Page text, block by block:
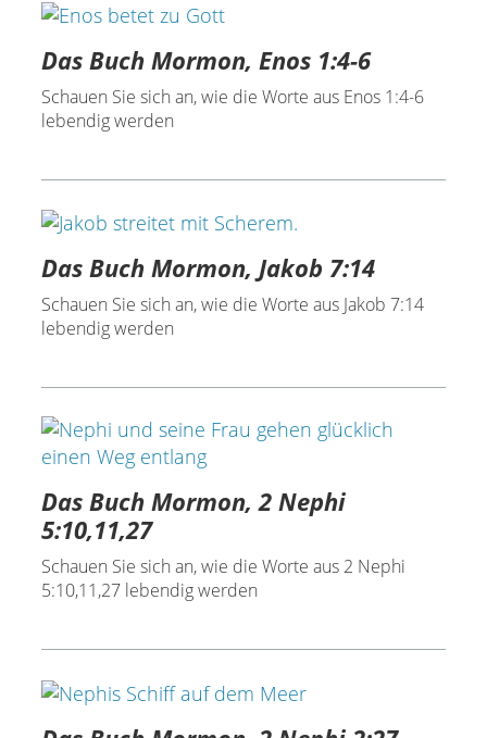
Das Buch Mormon, Enos 1:4-6
Schauen Sie sich an, wie die Worte aus Enos 1:4-6
lebendig werden
Das Buch Mormon, Jakob 7:14
Schauen Sie sich an, wie die Worte aus Jakob 7:14
lebendig werden
Das Buch Mormon, 2 Nephi
5:10,11,27
Schauen Sie sich an, wie die Worte aus 2 Nephi
5:10,11,27 lebendig werden